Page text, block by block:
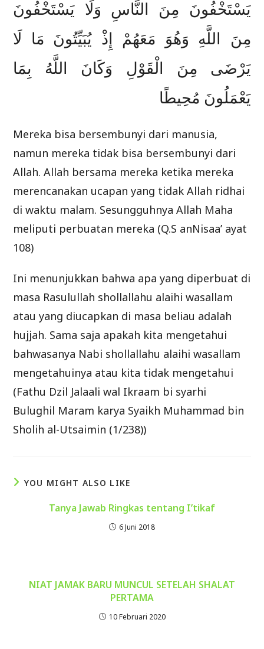
يَسْتَخْفُونَ مِنَ النَّاسِ وَلَا يَسْتَخْفُونَ
مِنَ اللَّهِ وَهُوَ مَعَهُمْ إِذْ يُبَيِّتُونَ مَا لَا
يَرْضَى مِنَ الْقَوْلِ وَكَانَ اللَّهُ بِمَا
يَعْمَلُونَ مُحِيطًا
Mereka bisa bersembunyi dari manusia,
namun mereka tidak bisa bersembunyi dari
Allah. Allah bersama mereka ketika mereka
merencanakan ucapan yang tidak Allah ridhai
di waktu malam. Sesungguhnya Allah Maha
meliputi perbuatan mereka (Q.S anNisaa’ ayat
108)
Ini menunjukkan bahwa apa yang diperbuat di
masa Rasulullah shollallahu alaihi wasallam
atau yang diucapkan di masa beliau adalah
hujjah. Sama saja apakah kita mengetahui
bahwasanya Nabi shollallahu alaihi wasallam
mengetahuinya atau kita tidak mengetahui
(Fathu Dzil Jalaali wal Ikraam bi syarhi
Bulughil Maram karya Syaikh Muhammad bin
Sholih al-Utsaimin (1/238))
YOU MIGHT ALSO LIKE
Tanya Jawab Ringkas tentang I’tikaf
6 Juni 2018
NIAT JAMAK BARU MUNCUL SETELAH SHALAT
PERTAMA
10 Februari 2020